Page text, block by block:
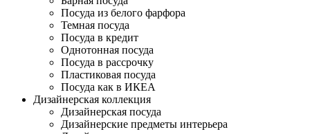
Посуда из белого фарфора
Темная посуда
Посуда в кредит
Однотонная посуда
Посуда в рассрочку
Пластиковая посуда
Посуда как в ИКЕА
Дизайнерская коллекция
Дизайнерская посуда
Дизайнерские предметы интерьера